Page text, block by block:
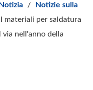
Notizia /
Notizie sulla
I materiali per saldatura
via nell'anno della